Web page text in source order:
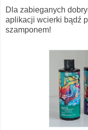
Dla zabieganych
aplikacji wcierki bądź
szamponem!